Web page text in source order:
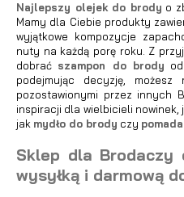
Najlepszy olejek do brody o
Mamy dla Ciebie produkty
wyjątkowe kompozycje
nuty na każdą porę roku. Z
dobrać szampon do brody
podejmując decyzję, możesz
pozostawionymi przez innych
inspiracji dla wielbicieli
jak mydło do brody czy
Sklep dla Brodaczy
wysyłką i darmową